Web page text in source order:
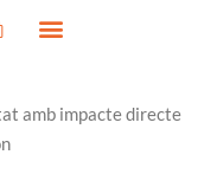
amb impacte directe